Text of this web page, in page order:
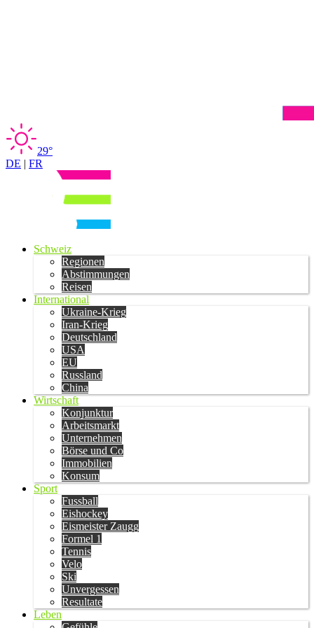
29°
DE | FR
Schweiz
Regionen
Abstimmungen
Reisen
International
Ukraine-Krieg
Iran-Krieg
Deutschland
USA
EU
Russland
China
Wirtschaft
Konjunktur
Arbeitsmarkt
Unternehmen
Börse und Co
Immobilien
Konsum
Sport
Fussball
Eishockey
Eismeister Zaugg
Formel 1
Tennis
Velo
Ski
Unvergessen
Resultate
Leben